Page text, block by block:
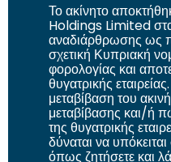
Το ακίνητο
Holdings Limited
αναδιάρθρωσης ως
σχετική Κυπριακή
φορολογίας και
θυγατρικής
μεταβίβαση του
μεταβίβασης και/ή
της θυγατρικής
δύναται να
όπως ζητήσετε και